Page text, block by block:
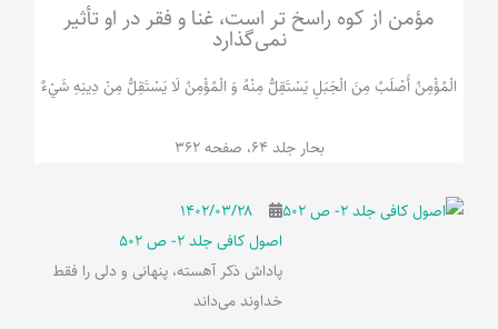
مؤمن از کوه راسخ تر است، غنا و فقر در او تأثیر
نمی‌گذارد
الْمُؤْمِنُ‌ أَصْلَبُ‌ مِنَ‌ الْجَبَلِ‌ یَسْتَقِلُّ مِنْهُ وَ الْمُؤْمِنُ لَا يَسْتَقِلُّ مِنْ دِينِهِ شَيْ‌ءٌ
بحار جلد 64، صفحه 362
۱۴۰۲/۰۳/۲۸
اصول کافی جلد 2- ص 502
پاداش ذکر آهسته، پنهانی و دلی را فقط
خداوند می‌داند